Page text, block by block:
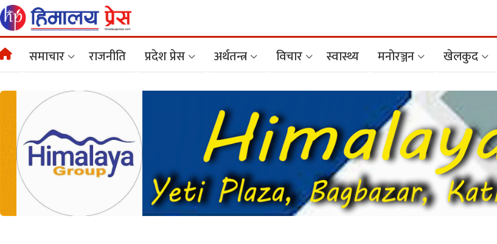
समाचार राजनीति प्रदेश प्रेस अर्थतन्त्र विचार स्वास्थ्य मनोरञ्जन खेलकुद